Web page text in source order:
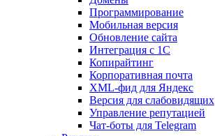
Программирование
Мобильная версия
Обновление сайта
Интеграция с 1С
Копирайтинг
Корпоративная почта
XML-фид для Яндекс
Версия для слабовидящих
Управление репутацией
Чат-боты для Telegram